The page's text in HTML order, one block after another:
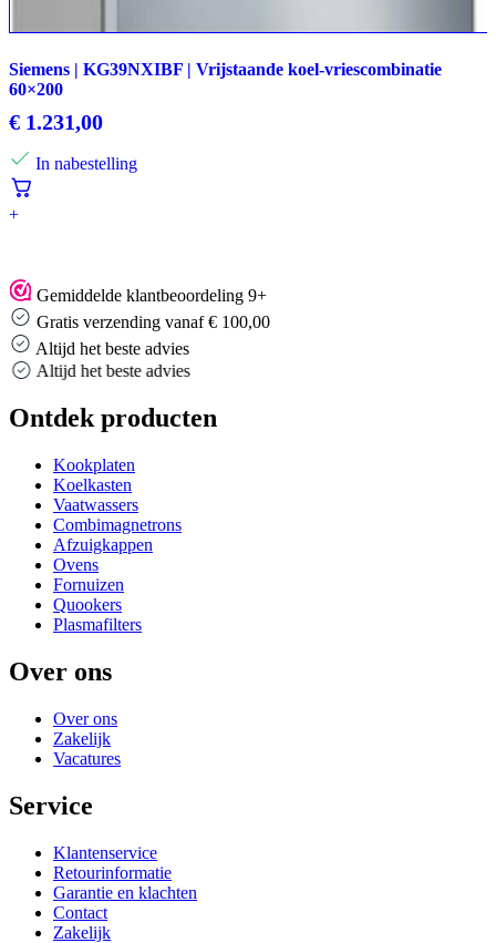
Siemens | KG39NXIBF | Vrijstaande koel-vriescombinatie
60×200
€ 1.231,00
In nabestelling
+
Gemiddelde klantbeoordeling 9+
Gratis verzending vanaf € 100,00
Altijd het beste advies
Altijd het beste advies
Ontdek producten
Kookplaten
Koelkasten
Vaatwassers
Combimagnetrons
Afzuigkappen
Ovens
Fornuizen
Quookers
Plasmafilters
Over ons
Over ons
Zakelijk
Vacatures
Service
Klantenservice
Retourinformatie
Garantie en klachten
Contact
Zakelijk